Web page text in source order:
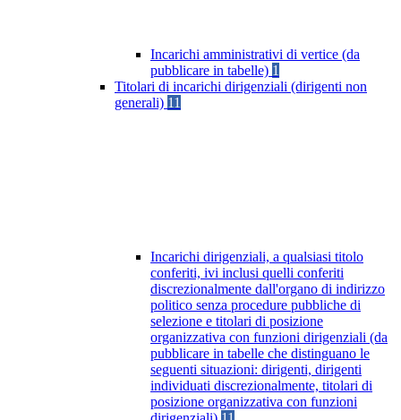
Incarichi amministrativi di vertice (da
pubblicare in tabelle) 1
Titolari di incarichi dirigenziali (dirigenti non
generali) 11
Incarichi dirigenziali, a qualsiasi titolo
conferiti, ivi inclusi quelli conferiti
discrezionalmente dall'organo di indirizzo
politico senza procedure pubbliche di
selezione e titolari di posizione
organizzativa con funzioni dirigenziali (da
pubblicare in tabelle che distinguano le
seguenti situazioni: dirigenti, dirigenti
individuati discrezionalmente, titolari di
posizione organizzativa con funzioni